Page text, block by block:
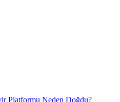
Platformu Neden Doğdu?